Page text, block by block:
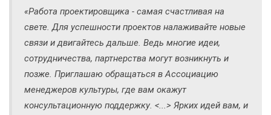
«Работа проектировщика - самая счастливая на
свете. Для успешности проектов налаживайте новые
связи и двигайтесь дальше. Ведь многие идеи,
сотрудничества, партнерства могут возникнуть и
позже. Приглашаю обращаться в Ассоциацию
менеджеров культуры, где вам окажут
консультационную поддержку. <...> Ярких идей вам, и